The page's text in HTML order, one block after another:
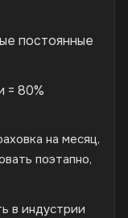
постоянные
= 80%
на месяц,
поэтапно,
в индустрии